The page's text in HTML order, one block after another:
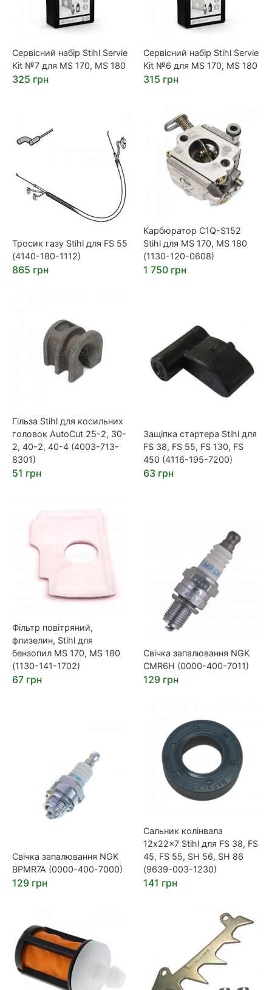
Сервісний набір Stihl Servie
Kit №7 для MS 170, MS 180
325 грн
Сервісний набір Stihl Servie
Kit №6 для MS 170, MS 180
315 грн
Тросик газу Stihl для FS 55
(4140-180-1112)
865 грн
Карбюратор C1Q-S152
Stihl для MS 170, MS 180
(1130-120-0608)
1 750 грн
Гільза Stihl для косильних
головок AutoCut 25-2, 30-
2, 40-2, 40-4 (4003-713-
8301)
51 грн
Защіпка стартера Stihl для
FS 38, FS 55, FS 130, FS
450 (4116-195-7200)
63 грн
Фільтр повітряний,
флизелин, Stihl для
бензопил MS 170, MS 180
(1130-141-1702)
67 грн
Свічка запалювання NGK
CMR6H (0000-400-7011)
129 грн
Свічка запалювання NGK
BPMR7A (0000-400-7000)
129 грн
Сальник колінвала
12x22x7 Stihl для FS 38, FS
45, FS 55, SH 56, SH 86
(9639-003-1230)
141 грн